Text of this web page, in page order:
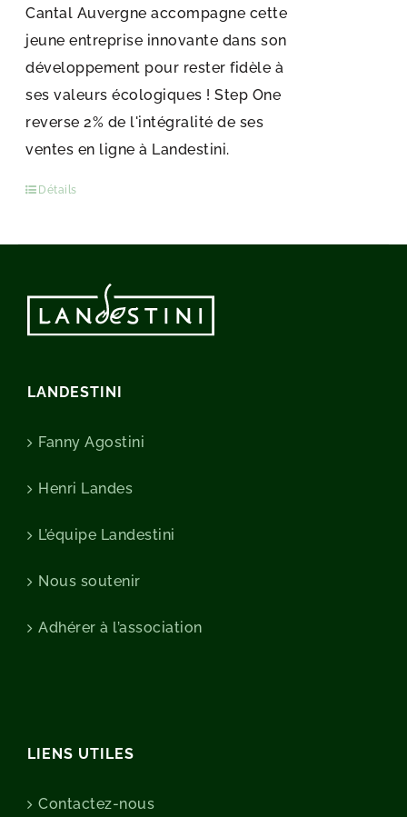
Cantal Auvergne accompagne cette
jeune entreprise innovante dans son
développement pour rester fidèle à
ses valeurs écologiques ! Step One
reverse 2% de l'intégralité de ses
ventes en ligne à Landestini.
Détails
LANDESTINI
Fanny Agostini
Henri Landes
L’équipe Landestini
Nous soutenir
Adhérer à l’association
LIENS UTILES
Contactez-nous